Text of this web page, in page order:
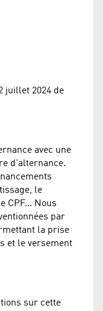
juillet 2024 de
avec une
d'alternance.
le
CPF... Nous
par
la prise
et le versement
sur cette